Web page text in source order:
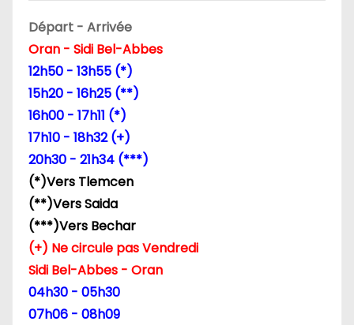
d
e
a
r
t
c
Départ - Arrivée
Oran - Sidi Bel-Abbes
12h50 - 13h55 (*)
15h20 - 16h25 (**)
16h00 - 17h11 (*)
17h10 - 18h32 (+)
20h30 - 21h34 (***)
(*)Vers Tlemcen
(**)Vers Saida
(***)Vers Bechar
(+) Ne circule pas Vendredi
Sidi Bel-Abbes - Oran
04h30 - 05h30
07h06 - 08h09